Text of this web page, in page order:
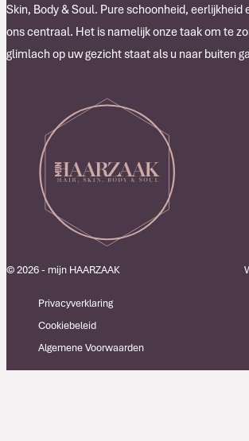
Skin, Body & Soul. Pure schoonheid, eerlijkheid
ons centraal. Het is namelijk onze taak om te
glimlach op uw gezicht staat als u naar buiten
© 2026 - mijn HAARZAAK
Privacyverklaring
Cookiebeleid
Algemene Voorwaarden